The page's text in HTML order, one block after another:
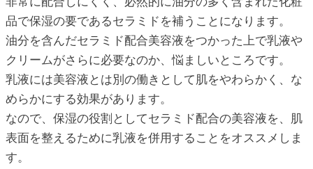
品で保湿の要であるセラミドを補うことになります。
油分を含んだセラミド配合美容液をつかった上で乳液や
クリームがさらに必要なのか、悩ましいところです。
乳液には美容液とは別の働きとして肌をやわらかく、な
めらかにする効果があります。
なので、保湿の役割としてセラミド配合の美容液を、肌
表面を整えるために乳液を併用することをオススメしま
す。